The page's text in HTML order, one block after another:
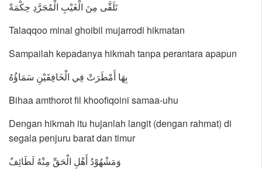
تَلَقَّى مِنَ الْغَيْبِ الْمُجَرَّدِ حِكْمَةً
Talaqqoo minal ghoibil mujarrodi hikmatan
Sampailah kepadanya hikmah tanpa perantara apapun
بِهَا أَمْطَرَتْ فِي الْخَافِقَيْنِ سَمَاؤُهُ
Bihaa amthorot fil khoofiqoini samaa-uhu
Dengan hikmah itu hujanlah langit (dengan rahmat) di
segala penjuru barat dan timur
وَمَشْهُوْدُ أَهْلِ الْحَقِّ مِنْهُ لَطَائِفٌ